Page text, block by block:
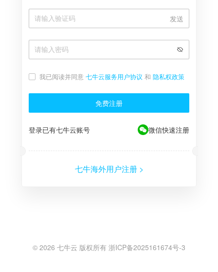
发送
我已阅读并同意 七牛云服务用户协议 和 隐私权政策
免费注册
登录已有七牛云账号 微信快速注册
七牛海外用户注册 >
© 2026 七牛云 版权所有 浙ICP备2025161674号-3